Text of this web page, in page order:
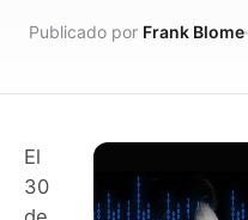
Publicado por Frank Blome
El
30